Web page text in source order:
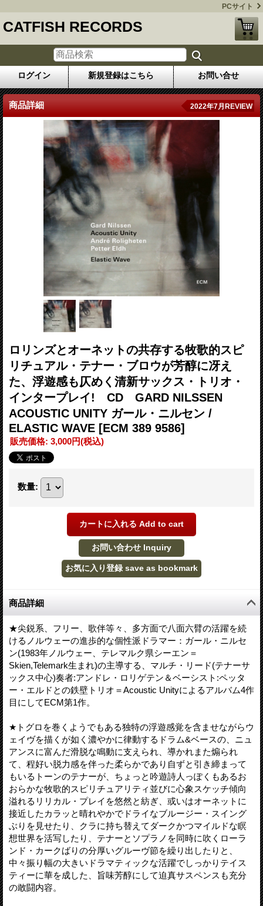
PCサイト
CATFISH RECORDS
ログイン 新規登録はこちら お問い合せ
商品詳細 2022年7月REVIEW
ロリンズとオーネットの共存する牧歌的スピ
リチュアル・テナー・ブロウが芳醇に冴え
た、浮遊感も仄めく清新サックス・トリオ・
インタープレイ! CD GARD NILSSEN
ACOUSTIC UNITY ガール・ニルセン /
ELASTIC WAVE [ECM 389 9586]
販売価格: 3,000円(税込)
数量:
商品詳細
★尖鋭系、フリー、歌伴等々、多方面で八面六臂の活躍を続
けるノルウェーの進歩的な個性派ドラマー：ガール・ニルセ
ン(1983年ノルウェー、テレマルク県シーエン＝
Skien,Telemark生まれ)の主導する、マルチ・リード(テナーサ
ックス中心)奏者:アンドレ・ロリゲテン＆ベーシスト:ペッタ
ー・エルドとの鉄壁トリオ＝Acoustic Unityによるアルバム4作
目にしてECM第1作。
★トグロを巻くようでもある独特の浮遊感覚を含ませながらウ
ェイヴを描くが如く濃やかに律動するドラム&ベースの、ニュ
アンスに富んだ滑脱な鳴動に支えられ、導かれまた煽られ
て、程好い脱力感を伴った柔らかであり自ずと引き締まって
もいるトーンのテナーが、ちょっと吟遊詩人っぽくもあるお
おらかな牧歌的スピリチュアリティ並びに心象スケッチ傾向
溢れるリリカル・プレイを悠然と紡ぎ、或いはオーネットに
接近したカラッと晴れやかでドライなブルージー・スイング
ぶりを見せたり、クラに持ち替えてダークかつマイルドな瞑
想世界を活写したり、テナーとソプラノを同時に吹くローラ
ンド・カークばりの分厚いグルーヴ節を繰り出したりと、
中々振り幅の大きいドラマティックな活躍でしっかりテイス
ティーに華を成した、旨味芳醇にして迫真サスペンスも充分
の敢闘内容。